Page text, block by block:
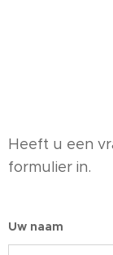
Heeft u een
formulier in.
Uw naam